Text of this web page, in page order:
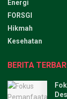
Energi
FORSGI
Hikmah
Kesehatan
BERITA